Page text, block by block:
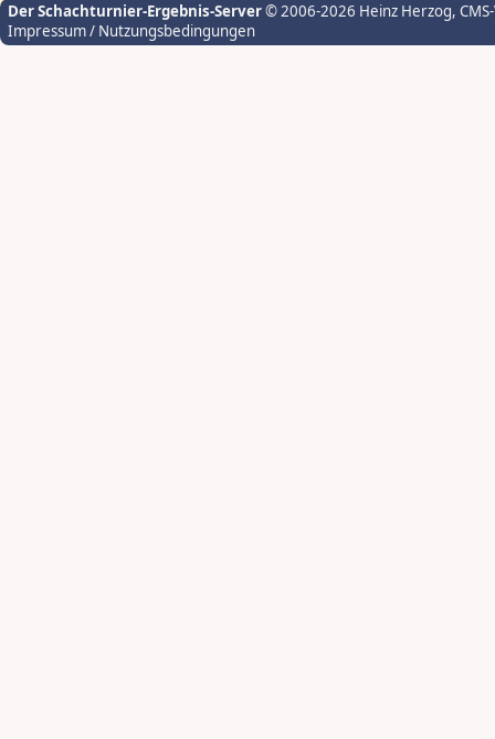
Der Schachturnier-Ergebnis-Server© 2006-2026 Heinz Herzog,
Impressum / Nutzungsbedingungen